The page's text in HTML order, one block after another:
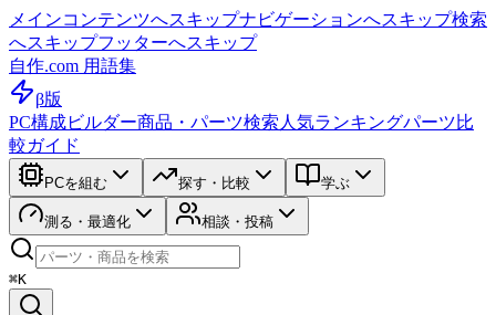
メインコンテンツへスキップナビゲーションへスキップ検索
へスキップフッターへスキップ
自作.com 用語集
β版
PC構成ビルダー商品・パーツ検索 人気ランキングパーツ比
較ガイド
PCを組む 探す・比較 学ぶ
測る・最適化 相談・投稿
⌘K